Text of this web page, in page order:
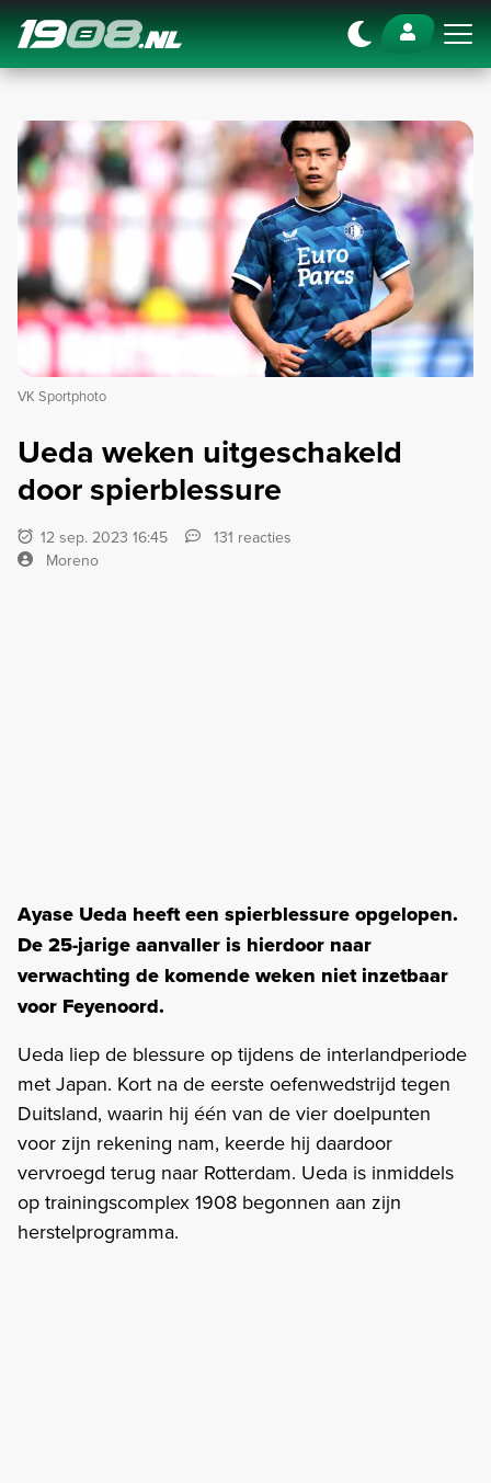
Navigation
VK Sportphoto
Ueda weken uitgeschakeld
door spierblessure
12 sep. 2023 16:45
131 reacties
Moreno
Ayase Ueda heeft een spierblessure opgelopen.
De 25-jarige aanvaller is hierdoor naar
verwachting de komende weken niet inzetbaar
voor Feyenoord.
Ueda liep de blessure op tijdens de interlandperiode
met Japan. Kort na de eerste oefenwedstrijd tegen
Duitsland, waarin hij één van de vier doelpunten
voor zijn rekening nam, keerde hij daardoor
vervroegd terug naar Rotterdam. Ueda is inmiddels
op trainingscomplex 1908 begonnen aan zijn
herstelprogramma.